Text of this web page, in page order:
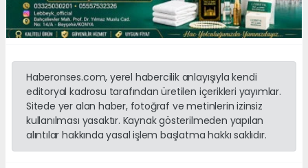
Haberonses.com, yerel habercilik anlayışıyla kendi
editoryal kadrosu tarafından üretilen içerikleri yayımlar.
Sitede yer alan haber, fotoğraf ve metinlerin izinsiz
kullanılması yasaktır. Kaynak gösterilmeden yapılan
alıntılar hakkında yasal işlem başlatma hakkı saklıdır.